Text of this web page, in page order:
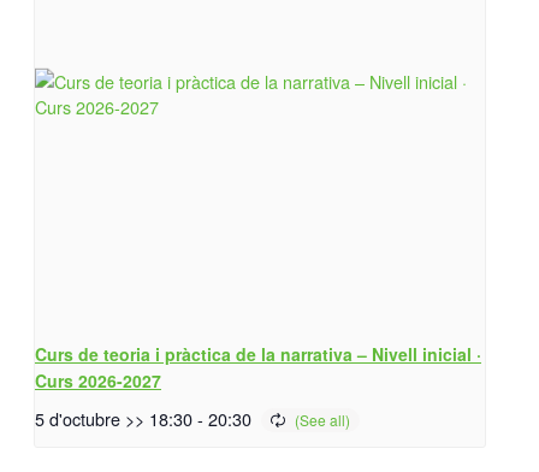
Curs de teoria i pràctica de la narrativa – Nivell inicial ·
Curs 2026-2027
5 d'octubre >> 18:30- 20:30